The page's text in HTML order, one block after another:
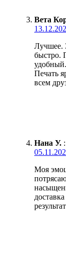
Вета
Лучшее.
быстро.
Печать
всем
Нана У. :
Моя